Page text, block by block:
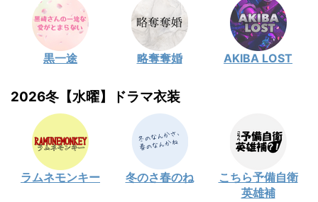
黒一途 略奪奪婚 AKIBA LOST
2026冬【水曜】ドラマ衣装
ラムネモンキー 冬のさ春のね
こちら予備自衛
英雄補